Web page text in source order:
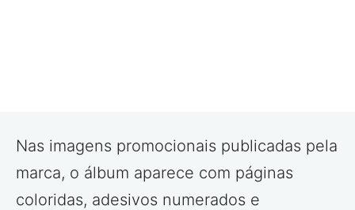
Nas imagens promocionais publicadas pela
marca, o álbum aparece com páginas
coloridas, adesivos numerados e